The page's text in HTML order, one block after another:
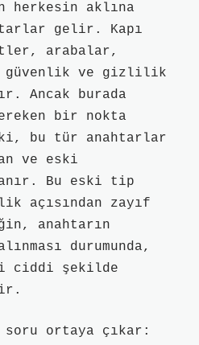
herkesin aklına
gelir. Kapı
arabalar,
güvenlik ve gizlilik
Ancak burada
bir nokta
ki, bu tür anahtarlar
ve eski
Bu eski tip
açısından zayıf
anahtarın
durumunda,
ciddi şekilde
ortaya çıkar: